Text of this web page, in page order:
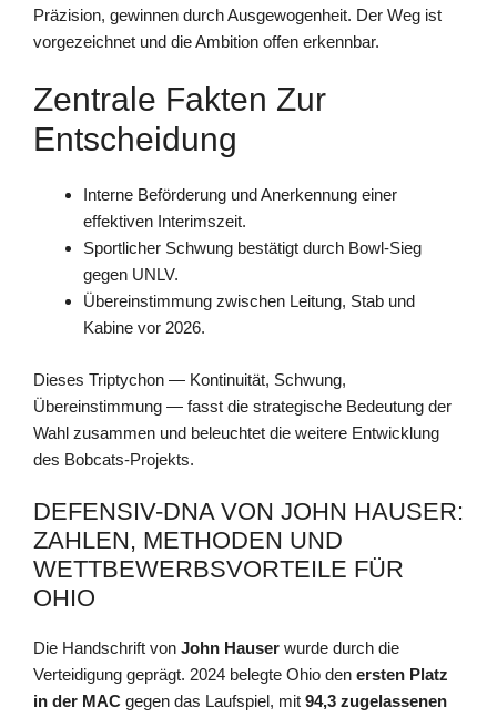
Präzision, gewinnen durch Ausgewogenheit. Der Weg ist
vorgezeichnet und die Ambition offen erkennbar.
Zentrale Fakten Zur
Entscheidung
Interne Beförderung und Anerkennung einer
effektiven Interimszeit.
Sportlicher Schwung bestätigt durch Bowl-Sieg
gegen UNLV.
Übereinstimmung zwischen Leitung, Stab und
Kabine vor 2026.
Dieses Triptychon — Kontinuität, Schwung,
Übereinstimmung — fasst die strategische Bedeutung der
Wahl zusammen und beleuchtet die weitere Entwicklung
des Bobcats-Projekts.
DEFENSIV-DNA VON JOHN HAUSER:
ZAHLEN, METHODEN UND
WETTBEWERBSVORTEILE FÜR
OHIO
Die Handschrift von John Hauser wurde durch die
Verteidigung geprägt. 2024 belegte Ohio den ersten Platz
in der MAC gegen das Laufspiel, mit 94,3 zugelassenen